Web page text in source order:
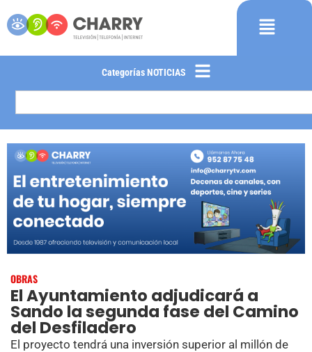
Categorías NOTICIAS
OBRAS
El Ayuntamiento adjudicará a
Sando la segunda fase del Camino
del Desfiladero
El proyecto tendrá una inversión superior al millón de